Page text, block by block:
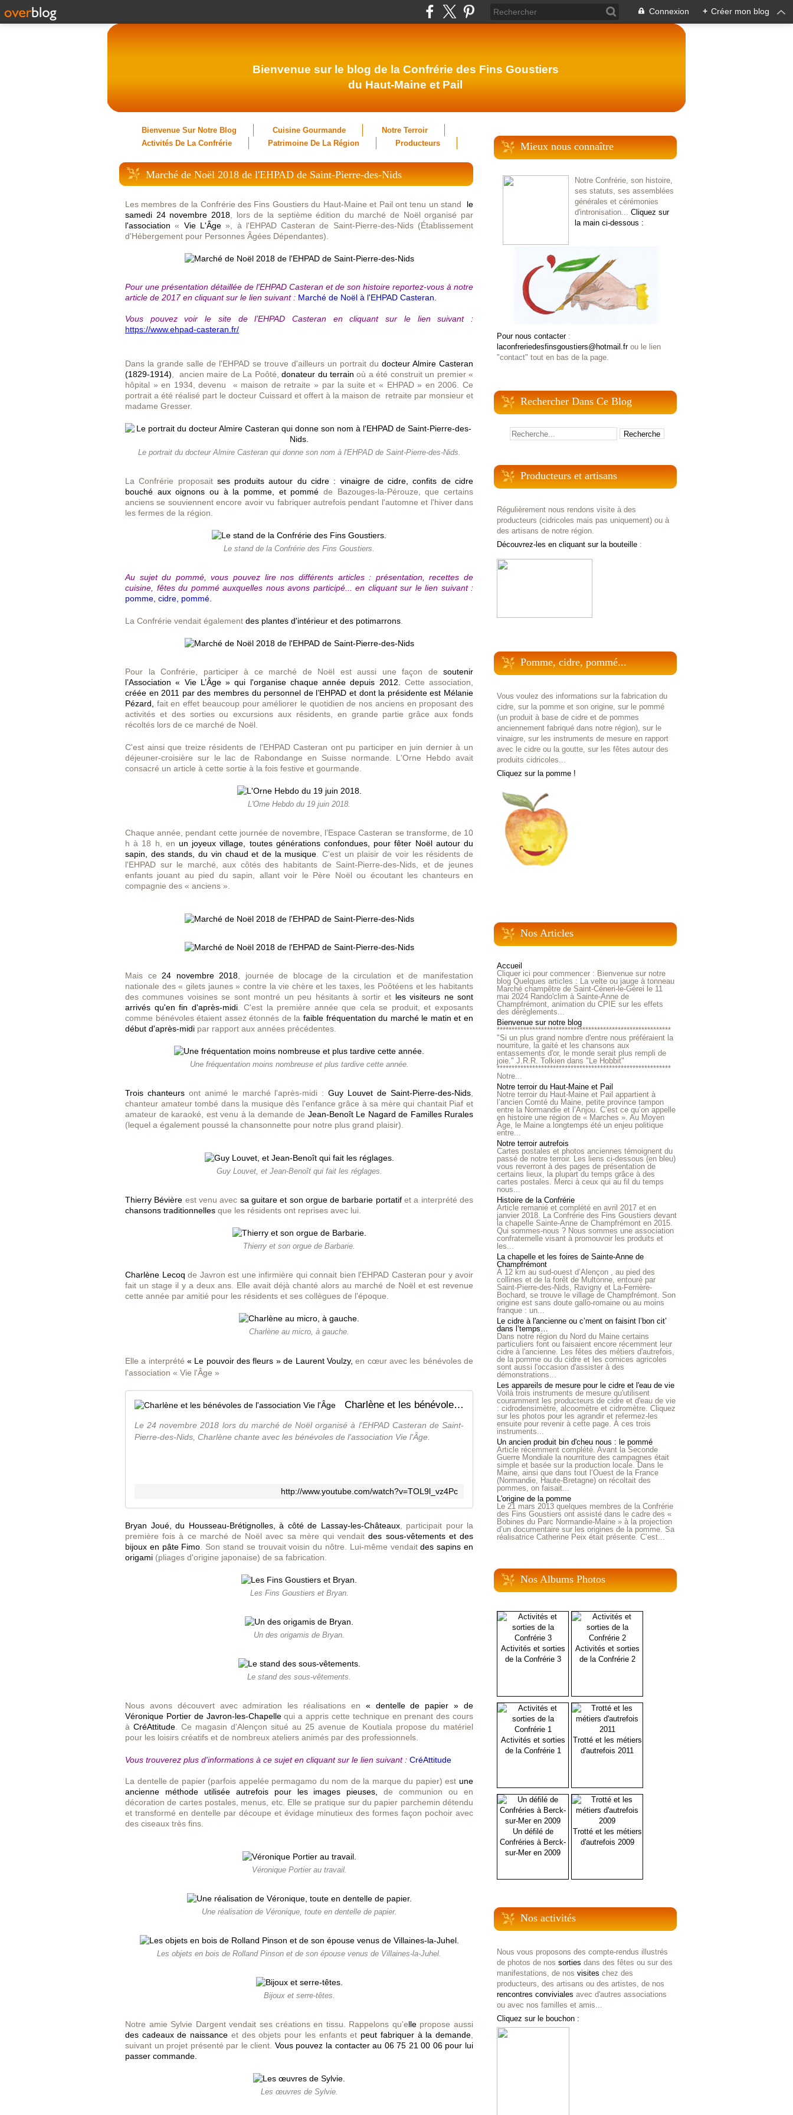
Connexion + Créer mon blog
Bienvenue sur le blog de la Confrérie des Fins Goustiers
du Haut-Maine et Pail
Bienvenue Sur Notre Blog Cuisine Gourmande
Notre Terroir
Activités De La Confrérie
Patrimoine De La Région Producteurs
Marché de Noël 2018 de l'EHPAD de Saint-Pierre-des-Nids
Les membres de la Confrérie des Fins Goustiers du Haut-Maine et Pail ont tenu un stand le
samedi 24 novembre 2018, lors de la septième édition du marché de Noël organisé par
l'association« Vie L'Âge», à l'EHPAD Casteran de Saint-Pierre-des-Nids (Établissement
d'Hébergement pour Personnes Âgées Dépendantes).
Pour une présentation détaillée de l'EHPAD Casteran et de son histoire reportez-vous à notre
article de 2017 en cliquant sur le lien suivant : Marché de Noël à l'EHPAD Casteran.
Vous pouvez voir le site de l’EHPAD Casteran en cliquant sur le lien suivant :
https://www.ehpad-casteran.fr/
Dans la grande salle de l'EHPAD se trouve d'ailleurs un portrait du docteur Almire Casteran
(1829-1914) , ancien maire de La Poôté,donateur du terrain où a été construit un premier «
hôpital » en 1934, devenu « maison de retraite » par la suite et « EHPAD » en 2006. Ce
portrait a été réalisé part le docteur Cuissard et offert à la maison de retraite par monsieur et
madame Gresser.
Le portrait du docteur Almire Casteran qui donne son nom à l'EHPAD de Saint-Pierre-des-Nids.
La Confrérie proposait ses produits autour du cidre : vinaigre de cidre, confits de cidre
bouché aux oignons ou à la pomme, et pommé de Bazouges-la-Pérouze, que certains
anciens se souviennent encore avoir vu fabriquer autrefois pendant l'automne et l'hiver dans
les fermes de la région.
Le stand de la Confrérie des Fins Goustiers.
Au sujet du pommé, vous pouvez lire nos différents articles : présentation, recettes de
cuisine, fêtes du pommé auxquelles nous avons participé... en cliquant sur le lien suivant :
pomme, cidre, pommé.
La Confrérie vendait également des plantes d'intérieur et des potimarrons
Pour la Confrérie, participer à ce marché de Noël est aussi une façon de soutenir
l’Association « Vie L’Âge » qui l'organise chaque année depuis 2012.
Cette association,
créée en 2011 par des membres du personnel de l’EHPAD et dont la présidente est Mélanie
Pézard,
fait en effet beaucoup pour améliorer le quotidien de nos anciens en proposant des
activités et des sorties ou excursions aux résidents, en grande partie grâce aux fonds
récoltés lors de ce marché de Noël.
C'est ainsi que treize résidents de l'EHPAD Casteran ont pu participer en juin dernier à un
déjeuner-croisière sur le lac de Rabondange en Suisse normande. L'Orne Hebdo avait
consacré un article à cette sortie à la fois festive et gourmande.
L'Orne Hebdo du 19 juin 2018.
Chaque année, pendant cette journée de novembre, l’Espace Casteran se transforme, de 10
h à 18 h, en un joyeux village, toutes générations confondues, pour fêter Noël autour du
sapin, des stands, du vin chaud et de la musique . C'est un plaisir de voir les résidents de
l'EHPAD sur le marché, aux côtés des habitants de Saint-Pierre-des-Nids, et de jeunes
enfants jouant au pied du sapin, allant voir le Père Noël ou écoutant les chanteurs en
compagnie des « anciens ».
Mais ce 24 novembre 2018 , journée de blocage de la circulation et de manifestation
nationale des « gilets jaunes » contre la vie chère et les taxes, les Poôtéens et les habitants
des communes voisines se sont montré un peu hésitants à sortir et les visiteurs ne sont
arrivés qu'en fin d'après-midi. C'est la première année que cela se produit, et exposants
comme bénévoles étaient assez étonnés de la faible fréquentation du marché le matin et en
début d'après-midi par rapport aux années précédentes.
Une fréquentation moins nombreuse et plus tardive cette année.
Trois chanteursont animé le marché l'après-midi :Guy Louvet de Saint-Pierre-des-Nids
chanteur amateur tombé dans la musique dès l'enfance grâce à sa mère qui chantait Piaf et
amateur de karaoké, est venu à la demande de Jean-Benoît Le Nagard de Familles Rurales
(lequel a également poussé la chansonnette pour notre plus grand plaisir).
Guy Louvet, et Jean-Benoît qui fait les réglages.
Thierry Bévière est venu avec sa guitare et son orgue de barbarie portatifet a interprété des
chansons traditionnelles que les résidents ont reprises avec lui.
Thierry et son orgue de Barbarie.
Charlène Lecoq de Javron est une infirmière qui connait bien l'EHPAD Casteran pour y avoir
fait un stage il y a deux ans. Elle avait déjà chanté alors au marché de Noël et est revenue
cette année par amitié pour les résidents et ses collègues de l'époque.
Charlène au micro, à gauche.
Elle a interprété« Le pouvoir des fleurs » de Laurent Voulzy,en cœur avec les bénévoles de
l'association « Vie l'Âge »
Charlène et les bénévoles de l'association Vie l'Âge
Le 24 novembre 2018 lors du marché de Noël organisé à l'EHPAD Casteran de Saint-
Pierre-des-Nids, Charlène chante avec les bénévoles de l'association Vie l'Âge.
http://www.youtube.com/watch?v=TOL9l_vz4Pc
Bryan Joué, du Housseau-Brétignolles, à côté de Lassay-les-Châteaux, participait pour la
première fois à ce marché de Noël avec sa mère qui vendaitdes sous-vêtements et des
bijoux en pâte Fimo . Son stand se trouvait voisin du nôtre. Lui-même vendaitdes sapins en
origami (pliages d'origine japonaise) de sa fabrication.
Les Fins Goustiers et Bryan.
Un des origamis de Bryan.
Le stand des sous-vêtements.
Nous avons découvert avec admiration les réalisations en « dentelle de papier » de
Véronique Portier de Javron-les-Chapellequi a appris cette technique en prenant des cours
à CréAttitude . Ce magasin d'Alençon situé au 25 avenue de Koutiala propose du matériel
pour les loisirs créatifs et de nombreux ateliers animés par des professionnels
Vous trouverez plus d'informations à ce sujet en cliquant sur le lien suivant : CréAttitude
La dentelle de papier (parfois appelée permagamo du nom de la marque du papier) est une
ancienne méthode utilisée autrefois pour les images pieuses,
de communion ou en
décoration de cartes postales, menus, etc. Elle se pratique sur du papier parchemin détendu
et transformé en dentelle par découpe et évidage minutieux des formes façon pochoir avec
des ciseaux très fins.
Véronique Portier au travail.
Une réalisation de Véronique, toute en dentelle de papier.
Les objets en bois de Rolland Pinson et de son épouse venus de Villaines-la-Juhel.
Bijoux et serre-têtes.
Notre amie Sylvie Dargent vendait ses créations en tissu. Rappelons qu'elle propose aussi
des cadeaux de naissance et des objets pour les enfants et peut fabriquer à la demande
suivant un projet présenté par le client. Vous pouvez la contacter au 06 75 21 00 06 pour lui
passer commande.
Les œuvres de Sylvie.
Mieux nous connaître
Notre Confrérie, son histoire,
ses statuts, ses assemblées
générales et cérémonies
d'intronisation... Cliquez sur
la main ci-dessous :
Pour nous contacter:
laconfreriedesfinsgoustiers@hotmail.frou le lien
"contact" tout en bas de la page.
Rechercher Dans Ce Blog
Producteurs et artisans
Régulièrement nous rendons visite à des
producteurs (cidricoles mais pas uniquement) ou à
des artisans de notre région.
Découvrez-les en cliquant sur la bouteille :
Pomme, cidre, pommé...
Vous voulez des informations sur la fabrication du
cidre, sur la pomme et son origine, sur le pommé
(un produit à base de cidre et de pommes
anciennement fabriqué dans notre région), sur le
vinaigre, sur les instruments de mesure en rapport
avec le cidre ou la goutte, sur les fêtes autour des
produits cidricoles...
Cliquez sur la pomme !
Nos Articles
Accueil
Cliquer ici pour commencer : Bienvenue sur notre
blog Quelques articles : La velte ou jauge à tonneau
Marché champêtre de Saint-Céneri-le-Gérei le 11
mai 2024 Rando'clim à Sainte-Anne de
Champfrémont, animation du CPIE sur les effets
des dérèglements...
Bienvenue sur notre blog
***********************************************************
"Si un plus grand nombre d'entre nous préféraient la
nourriture, la gaité et les chansons aux
entassements d'or, le monde serait plus rempli de
joie." J.R.R. Tolkien dans "Le Hobbit"
***********************************************************
Notre...
Notre terroir du Haut-Maine et Pail
Notre terroir du Haut-Maine et Pail appartient à
l’ancien Comté du Maine, petite province tampon
entre la Normandie et l’Anjou. C’est ce qu’on appelle
en histoire une région de « Marches ». Au Moyen
Âge, le Maine a longtemps été un enjeu politique
entre...
Notre terroir autrefois
Cartes postales et photos anciennes témoignent du
passé de notre terroir. Les liens ci-dessous (en bleu)
vous reverront à des pages de présentation de
certains lieux, la plupart du temps grâce à des
cartes postales. Merci à ceux qui au fil du temps
nous...
Histoire de la Confrérie
Article remanié et complété en avril 2017 et en
janvier 2018. La Confrérie des Fins Goustiers devant
la chapelle Sainte-Anne de Champfrémont en 2015.
Qui sommes-nous ? Nous sommes une association
confraternelle visant à promouvoir les produits et
les...
La chapelle et les foires de Sainte-Anne de
Champfrémont
À 12 km au sud-ouest d’Alençon , au pied des
collines et de la forêt de Multonne, entouré par
Saint-Pierre-des-Nids, Ravigny et La-Ferrière-
Bochard, se trouve le village de Champfrémont. Son
origine est sans doute gallo-romaine ou au moins
franque : un...
Le cidre à l'ancienne ou c’ment on faisint l’bon cit’
dans l’temps…
Dans notre région du Nord du Maine certains
particuliers font ou faisaient encore récemment leur
cidre à l'ancienne. Les fêtes des métiers d'autrefois,
de la pomme ou du cidre et les comices agricoles
sont aussi l'occasion d'assister à des
démonstrations...
Les appareils de mesure pour le cidre et l'eau de vie
Voilà trois instruments de mesure qu'utilisent
couramment les producteurs de cidre et d'eau de vie
: cidrodensimètre, alcoomètre et cidromètre. Cliquez
sur les photos pour les agrandir et refermez-les
ensuite pour revenir à cette page. À ces trois
instruments...
Un ancien produit bin d'cheu nous : le pommé
Article récemment complété. Avant la Seconde
Guerre Mondiale la nourriture des campagnes était
simple et basée sur la production locale. Dans le
Maine, ainsi que dans tout l’Ouest de la France
(Normandie, Haute-Bretagne) on récoltait des
pommes, on faisait...
L'origine de la pomme
Le 21 mars 2013 quelques membres de la Confrérie
des Fins Goustiers ont assisté dans le cadre des «
Bobines du Parc Normandie-Maine » à la projection
d’un documentaire sur les origines de la pomme. Sa
réalisatrice Catherine Peix était présente. C’est...
Nos Albums Photos
Activités et sorties
de la Confrérie 3
Activités et sorties
de la Confrérie 2
Activités et sorties
de la Confrérie 1
Trotté et les métiers
d'autrefois 2011
Un défilé de
Confréries à Berck-
sur-Mer en 2009
Trotté et les métiers
d'autrefois 2009
Nos activités
Nous vous proposons des compte-rendus illustrés
de photos de nos sorties dans des fêtes ou sur des
manifestations, de nos visites chez des
producteurs, des artisans ou des artistes, de nos
rencontres conviviales avec d'autres associations
ou avec nos familles et amis...
Cliquez sur le bouchon :